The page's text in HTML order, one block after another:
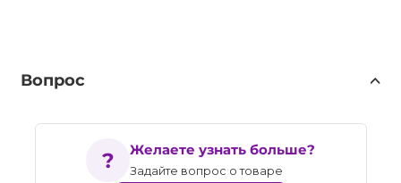
Вопрос
Желаете узнать больше?
Задайте вопрос о товаре